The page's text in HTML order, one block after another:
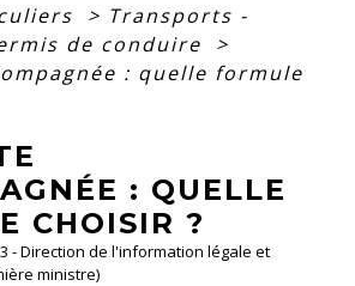
> Transports -
de conduire
>
: quelle formule
: QUELLE
CHOISIR ?
- Direction de l'information légale et
ministre)